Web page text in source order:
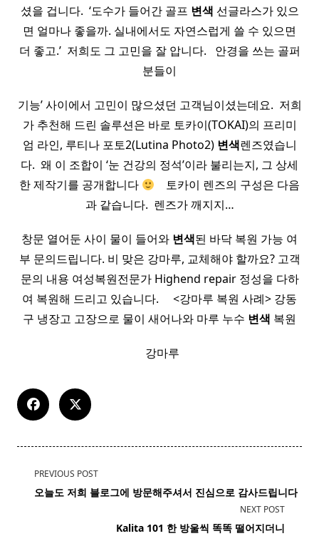
셨을 겁니다. ​ ‘도수가 들어간 골프 변색 선글라스가 있으
면 얼마나 좋을까. 실내에서도 자연스럽게 쓸 수 있으면
더 좋고.’ ​ 저희도 그 고민을 잘 압니다. ​ ​ 안경을 쓰는 골퍼
분들이
기능’ 사이에서 고민이 많으셨던 고객님이셨는데요. ​ 저희
가 추천해 드린 솔루션은 바로 토카이(TOKAI)의 프리미
엄 라인, 루티나 포토2(Lutina Photo2) 변색렌즈였습니
다. ​ 왜 이 조합이 ‘눈 건강의 정석’이라 불리는지, 그 상세
한 제작기를 공개합니다
​ ​ ​ 토카이 렌즈의 구성은 다음
과 같습니다. ​ 렌즈가 깨지지…
창문 열어둔 사이 물이 들어와 변색된 바닥 복원 가능 여
부 문의드립니다. 비 맞은 강마루, 교체해야 할까요? 고객
문의 내용 여성복원전문가 Highend repair 정성을 다하
여 복원해 드리고 있습니다. ​ ​ ​ ​ <강마루 복원 사례> 강동
구 냉장고 고장으로 물이 새어나와 마루 누수 변색 복원
​ ​ 강마루
<span
class="nav-
PREVIOUS POST
오늘도 저희 블로그에 방문해주셔서 진심으로 감사드립니다
NEXT POST
Kalita 101 한 방울씩 똑똑 떨어지더니